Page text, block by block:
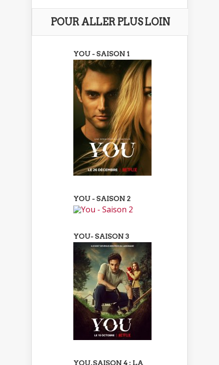
POUR ALLER PLUS LOIN
YOU - SAISON 1
YOU - SAISON 2
YOU- SAISON 3
YOU, SAISON 4 : LA